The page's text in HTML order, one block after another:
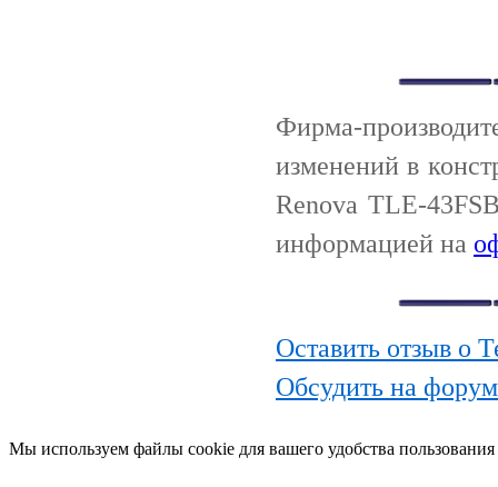
Фирма-
изменений в
Renova TLE-
информацией на
Оставить отзыв о
Обсудить на
Мы используем файлы cookie для вашего удобства